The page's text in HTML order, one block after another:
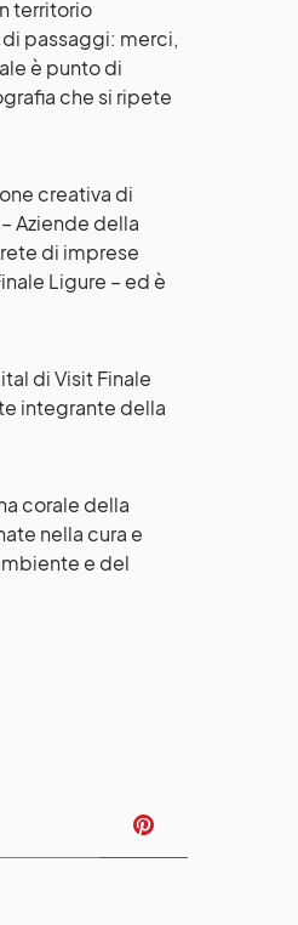
territorio
passaggi: merci,
è punto di
che si ripete
creativa di
Aziende della
di imprese
Ligure – ed è
di Visit Finale
integrante della
corale della
nella cura e
e del